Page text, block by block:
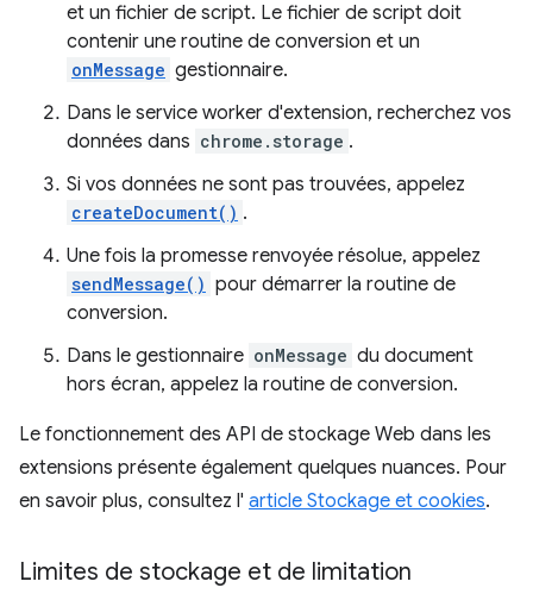
et un fichier de script. Le fichier de script doit
contenir une routine de conversion et un
onMessage gestionnaire.
Dans le service worker d'extension, recherchez vos
données dans chrome.storage .
Si vos données ne sont pas trouvées, appelez
createDocument() .
Une fois la promesse renvoyée résolue, appelez
sendMessage() pour démarrer la routine de
conversion.
Dans le gestionnaire onMessage du document
hors écran, appelez la routine de conversion.
Le fonctionnement des API de stockage Web dans les
extensions présente également quelques nuances. Pour
en savoir plus, consultez l' article Stockage et cookies.
Limites de stockage et de limitation